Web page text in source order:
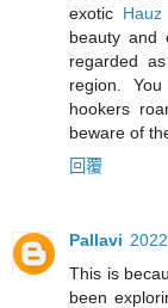
exotic
beauty and
regarded
region.
hookers
beware of
回覆
Pallavi
This is
been